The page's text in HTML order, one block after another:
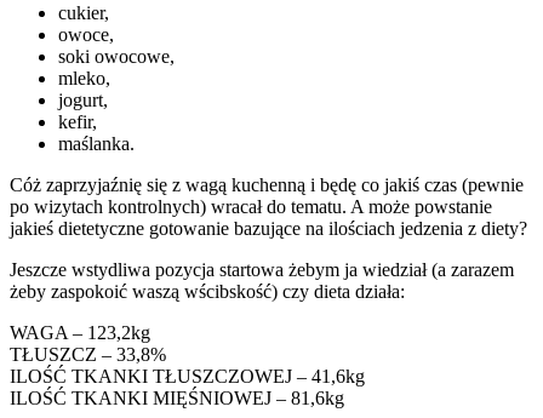
cukier,
owoce,
soki owocowe,
mleko,
jogurt,
kefir,
maślanka.
Cóż zaprzyjaźnię się z wagą kuchenną i będę co jakiś czas (pewnie
po wizytach kontrolnych) wracał do tematu. A może powstanie
jakieś dietetyczne gotowanie bazujące na ilościach jedzenia z diety?
Jeszcze wstydliwa pozycja startowa żebym ja wiedział (a zarazem
żeby zaspokoić waszą wścibskość) czy dieta działa:
WAGA – 123,2kg
TŁUSZCZ – 33,8%
ILOŚĆ TKANKI TŁUSZCZOWEJ – 41,6kg
ILOŚĆ TKANKI MIĘŚNIOWEJ – 81,6kg